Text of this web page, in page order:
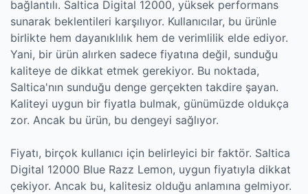
bağlantılı. Saltica Digital 12000, yüksek performans
sunarak beklentileri karşılıyor. Kullanıcılar, bu ürünle
birlikte hem dayanıklılık hem de verimlilik elde ediyor.
Yani, bir ürün alırken sadece fiyatına değil, sunduğu
kaliteye de dikkat etmek gerekiyor. Bu noktada,
Saltica'nın sunduğu denge gerçekten takdire şayan.
Kaliteyi uygun bir fiyatla bulmak, günümüzde oldukça
zor. Ancak bu ürün, bu dengeyi sağlıyor.
Fiyatı, birçok kullanıcı için belirleyici bir faktör. Saltica
Digital 12000 Blue Razz Lemon, uygun fiyatıyla dikkat
çekiyor. Ancak bu, kalitesiz olduğu anlamına gelmiyor.